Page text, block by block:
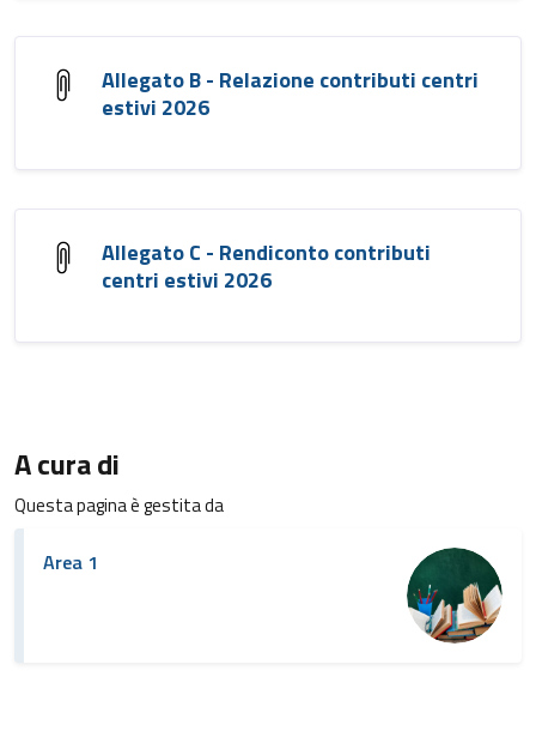
Allegato B - Relazione contributi centri
estivi 2026
Allegato C - Rendiconto contributi
centri estivi 2026
A cura di
Questa pagina è gestita da
Area 1